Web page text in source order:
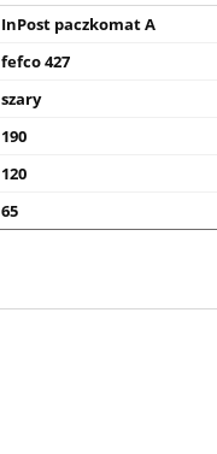
InPost paczkomat A
fefco 427
szary
190
120
65